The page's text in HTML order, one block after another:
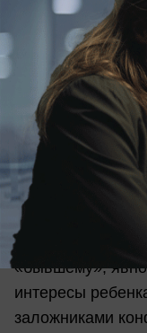
конфликтных
Он добавил, что
регламенте, к
говорится про
- Данный
почву для
родительского
и имя ребёнку
«бывшему»,
интересы
заложниками